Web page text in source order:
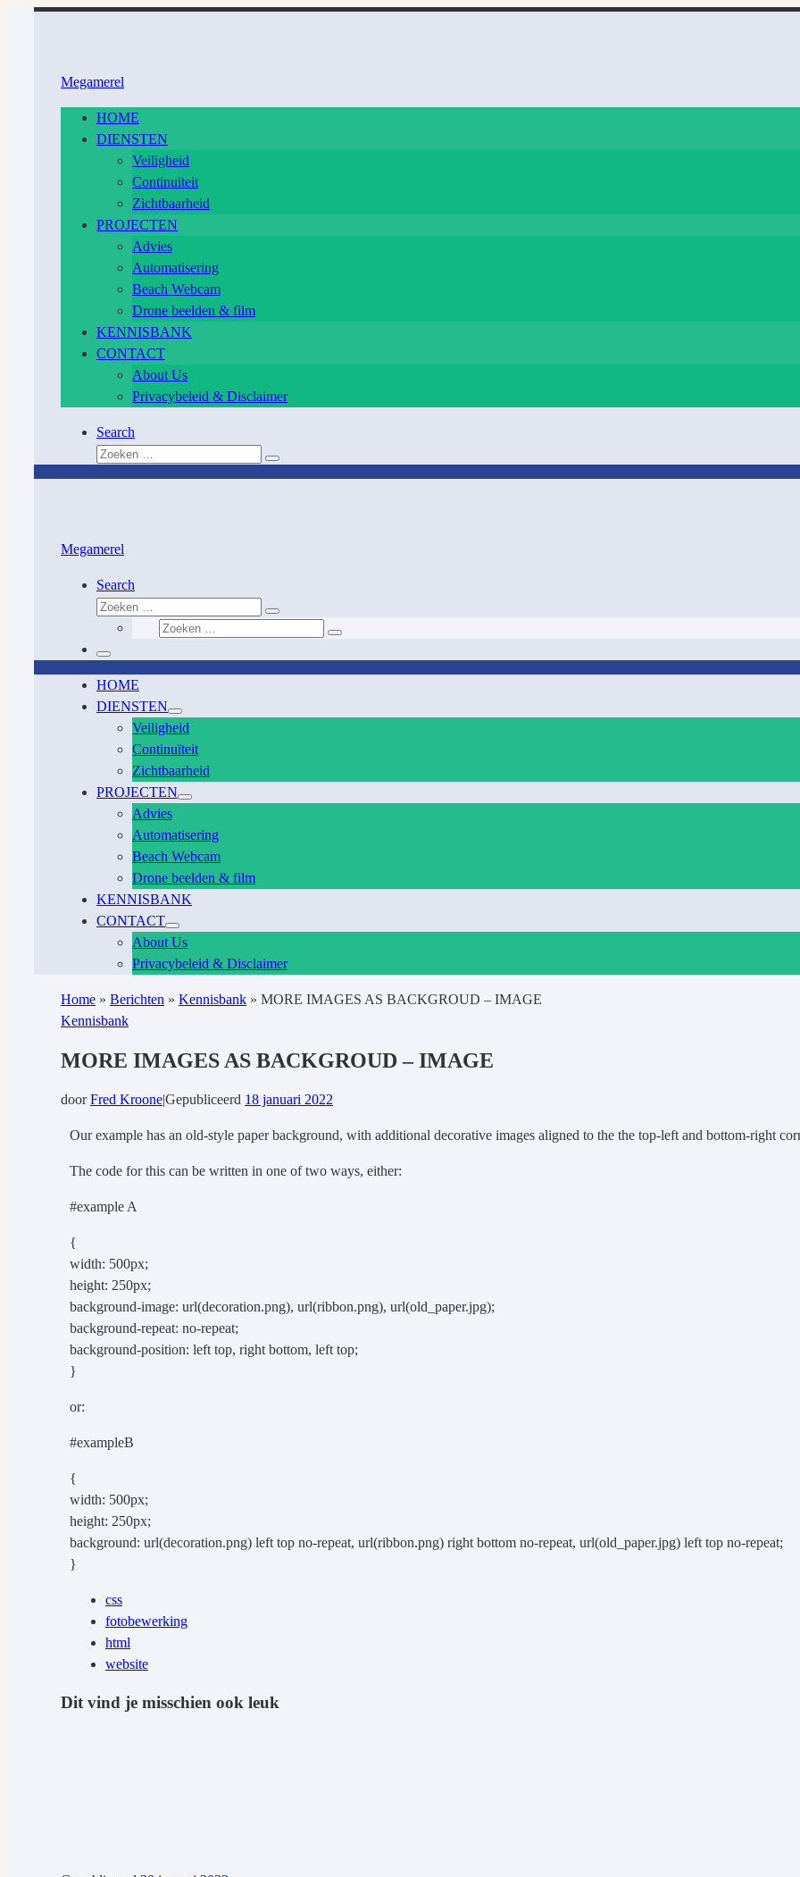
Megamerel
HOME
DIENSTEN
Veiligheid
Continuïteit
Zichtbaarheid
PROJECTEN
Advies
Automatisering
Beach Webcam
Drone beelden & film
KENNISBANK
CONTACT
About Us
Privacybeleid & Disclaimer
Search
Zoeken
Zoeken
…
Megamerel
Search
Zoeken
Zoeken
Zoeken
Zoeken
Menu
HOME
DIENSTEN
Veiligheid
Continuïteit
Zichtbaarheid
PROJECTEN
Advies
Automatisering
Beach Webcam
Drone beelden & film
KENNISBANK
CONTACT
About Us
Privacybeleid & Disclaimer
Home » Berichten » Kennisbank » MORE IMAGES AS BACKGROUD – IMAGE
Kennisbank
MORE IMAGES AS BACKGROUD – IMAGE
doorFred Kroone|Gepubliceerd 18 januari 2022
Our example has an old-style paper background, with additional decorative images aligned to the the top-left and bottom-right
The code for this can be written in one of two ways, either:
#example A
{
width: 500px;
height: 250px;
background-image: url(decoration.png), url(ribbon.png), url(old_paper.jpg);
background-repeat: no-repeat;
background-position: left top, right bottom, left top;
}
or:
#exampleB
{
width: 500px;
height: 250px;
background: url(decoration.png) left top no-repeat, url(ribbon.png) right bottom no-repeat, url(old_paper.jpg) left top no-repeat;
}
css
fotobewerking
html
website
Dit vind je misschien ook leuk